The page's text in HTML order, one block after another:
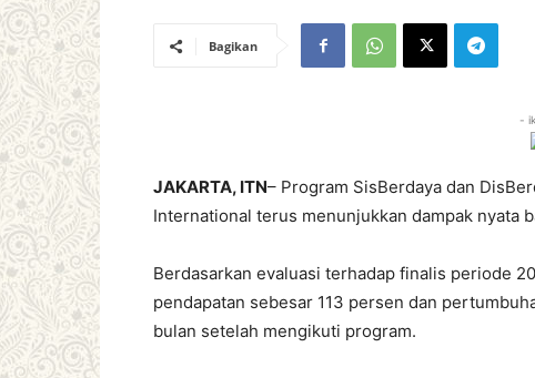
Bagikan
-
JAKARTA, ITN– Program SisBerdaya dan
International terus menunjukkan dampak nyata
Berdasarkan evaluasi terhadap finalis periode
pendapatan sebesar 113 persen dan
bulan setelah mengikuti program.